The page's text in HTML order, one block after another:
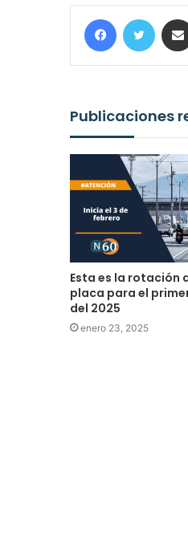
FacebookTwitter
Publicaciones
Esta es la rotación
placa para el
del 2025
enero 23, 2025